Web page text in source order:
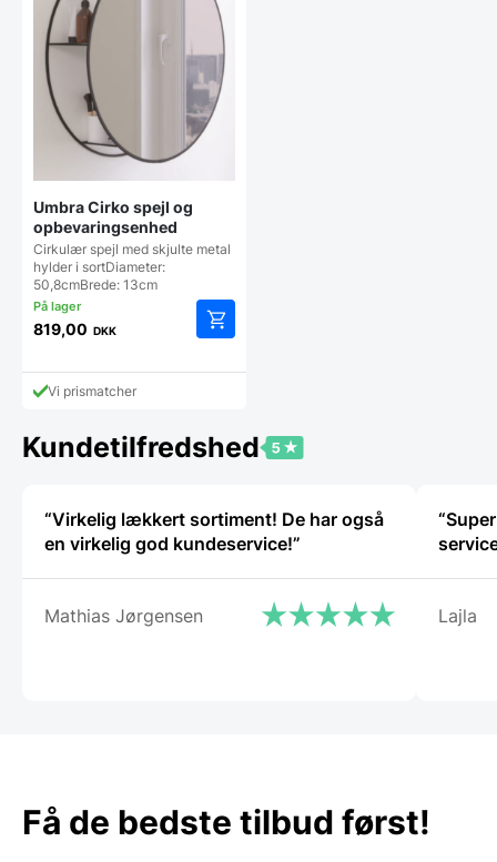
Umbra Cirko spejl og
opbevaringsenhed
Cirkulær spejl med skjulte metal
hylder i sortDiameter:
50,8cmBrede: 13cm
819,00 DKK
Vi prismatcher
Kundetilfredshed
“Virkelig lækkert sortiment! De har også
en virkelig god kundeservice!”
Mathias Jørgensen Lajla
Få de bedste tilbud først!